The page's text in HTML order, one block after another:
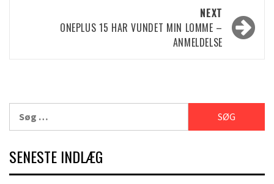
NEXT
ONEPLUS 15 HAR VUNDET MIN LOMME –
ANMELDELSE
efter:
SENESTE INDLÆG